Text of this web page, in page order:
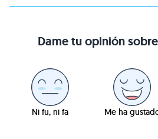
Dame tu opinión
Ni fu, ni fa Me ha